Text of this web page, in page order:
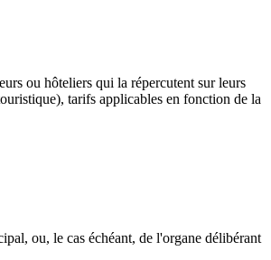
ou hôteliers qui la répercutent sur leurs
tarifs applicables en fonction de la
ou, le cas échéant, de l'organe délibérant